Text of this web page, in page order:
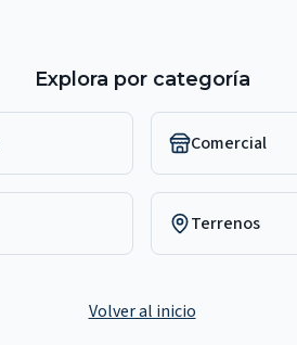
Explora por categoría
Comercial
Terrenos
Volver al inicio